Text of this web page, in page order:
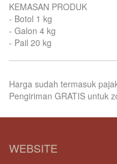
KEMASAN PRODUK
- Botol 1 kg
- Galon 4 kg
- Pail 20 kg
Harga sudah termasuk
Pengiriman GRATIS untuk
WEBSITE